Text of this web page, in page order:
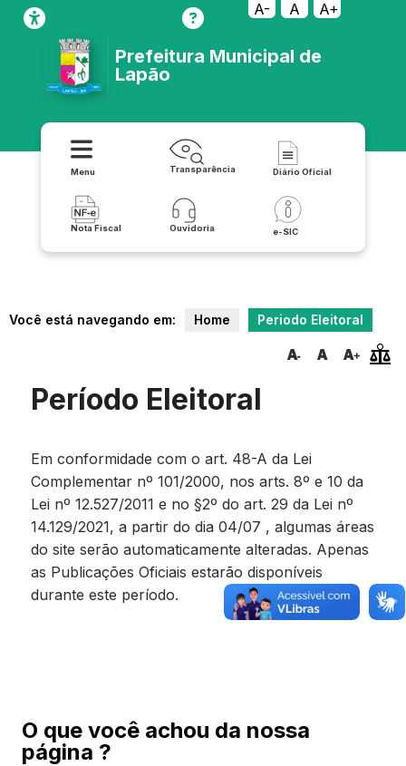
A- A A+
Prefeitura Municipal de
Lapão
Menu Transparência Diário Oficial
Nota Fiscal Ouvidoria e-SIC
Você está navegando em: Home Periodo Eleitoral
Período Eleitoral
Em conformidade com o art. 48-A da Lei
Complementar nº 101/2000, nos arts. 8º e 10 da
Lei nº 12.527/2011 e no §2º do art. 29 da Lei nº
14.129/2021, a partir do dia 04/07 , algumas áreas
do site serão automaticamente alteradas. Apenas
as Publicações Oficiais estarão disponíveis
durante este período.
O que você achou da nossa
página ?